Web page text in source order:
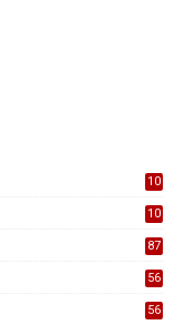
10
10
87
56
56